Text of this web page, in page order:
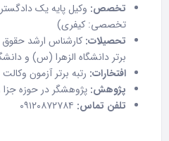
تخصص: وکیل پایه یک
تخصصی: کیفری)
تحصیلات: کارشناس ارشد
برتر دانشگاه الزهرا (س) و
افتخارات: رتبه برتر آزمون وکالت
پژوهش: پژوهشگر در حوزه
تلفن تماس: